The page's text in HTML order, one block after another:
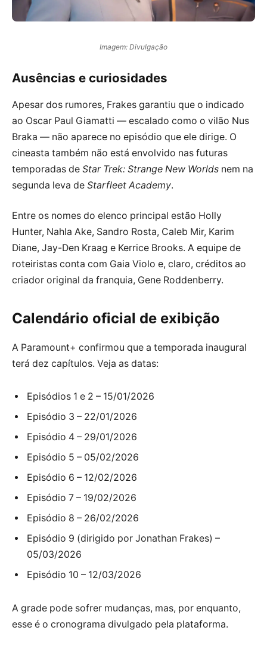
Imagem: Divulgação
Ausências e curiosidades
Apesar dos rumores, Frakes garantiu que o indicado
ao Oscar Paul Giamatti — escalado como o vilão Nus
Braka — não aparece no episódio que ele dirige. O
cineasta também não está envolvido nas futuras
temporadas de Star Trek: Strange New Worlds nem na
segunda leva de Starfleet Academy.
Entre os nomes do elenco principal estão Holly
Hunter, Nahla Ake, Sandro Rosta, Caleb Mir, Karim
Diane, Jay-Den Kraag e Kerrice Brooks. A equipe de
roteiristas conta com Gaia Violo e, claro, créditos ao
criador original da franquia, Gene Roddenberry.
Calendário oficial de exibição
A Paramount+ confirmou que a temporada inaugural
terá dez capítulos. Veja as datas:
Episódios 1 e 2 – 15/01/2026
Episódio 3 – 22/01/2026
Episódio 4 – 29/01/2026
Episódio 5 – 05/02/2026
Episódio 6 – 12/02/2026
Episódio 7 – 19/02/2026
Episódio 8 – 26/02/2026
Episódio 9 (dirigido por Jonathan Frakes) –
05/03/2026
Episódio 10 – 12/03/2026
A grade pode sofrer mudanças, mas, por enquanto,
esse é o cronograma divulgado pela plataforma.